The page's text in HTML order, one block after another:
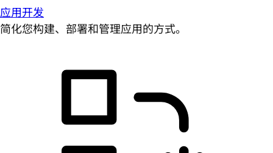
应用开发
简化您构建、部署和管理应用的方式。